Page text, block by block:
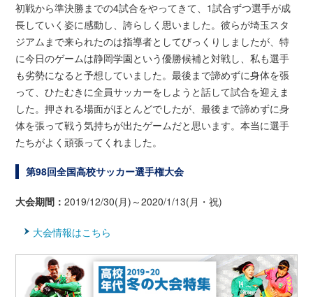
初戦から準決勝までの4試合をやってきて、1試合ずつ選手が成
長していく姿に感動し、誇らしく思いました。彼らが埼玉スタ
ジアムまで来られたのは指導者としてびっくりしましたが、特
に今日のゲームは静岡学園という優勝候補と対戦し、私も選手
も劣勢になると予想していました。最後まで諦めずに身体を張
って、ひたむきに全員サッカーをしようと話して試合を迎えま
した。押される場面がほとんどでしたが、最後まで諦めずに身
体を張って戦う気持ちが出たゲームだと思います。本当に選手
たちがよく頑張ってくれました。
第98回全国高校サッカー選手権大会
大会期間：2019/12/30(月)～2020/1/13(月・祝)
大会情報はこちら